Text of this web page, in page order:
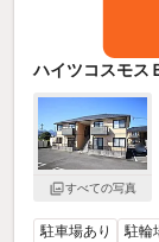
ハイツコスモス
すべての写真
駐車場あり
駐輪